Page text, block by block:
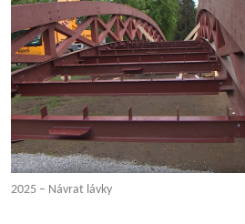
2025 – Návrat lávky